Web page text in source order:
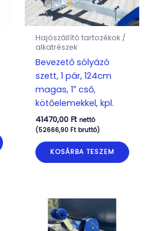
Hajószállító tartozékok /
alkatrészek
Bevezető sólyázó
szett, 1 pár, 124cm
magas, 1″ cső,
kötőelemekkel, kpl.
41470,00 Ft nettó
(52666,90 Ftbruttó)
KOSÁRBA TESZEM